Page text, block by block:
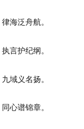
海泛舟航。
言护纪纲。
域义名扬。
心谱锦章。